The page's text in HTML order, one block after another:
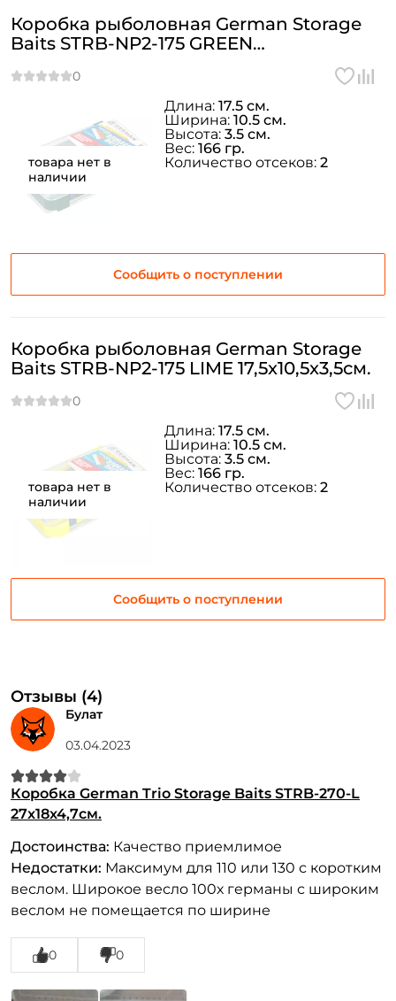
товара нет в
наличии
Коробка рыболовная German Storage
Baits STRB-NP2-175 GREEN
Сообщить о поступлении
Длина: 17.5 см.
Ширина: 10.5 см.
Высота: 3.5 см.
Вес: 166 гр.
Количество отсеков: 2
товара нет в
наличии
Коробка рыболовная German Storage
Baits STRB-NP2-175 LIME 17,5x10,5x3,5см.
Сообщить о поступлении
Длина: 17.5 см.
Ширина: 10.5 см.
Высота: 3.5 см.
Вес: 166 гр.
Количество отсеков: 2
Отзывы (4)
Булат
03.04.2023
Коробка German Trio Storage Baits STRB-270-L
27x18x4,7см.
Достоинства: Качество приемлимое
Недостатки: Максимум для 110 или 130 с коротким
веслом. Широкое весло 100х германы с широким
веслом не помещается по ширине
0 0